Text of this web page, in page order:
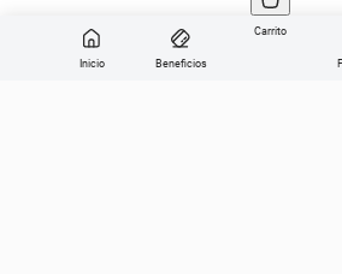
Inicio Beneficios
Carrito